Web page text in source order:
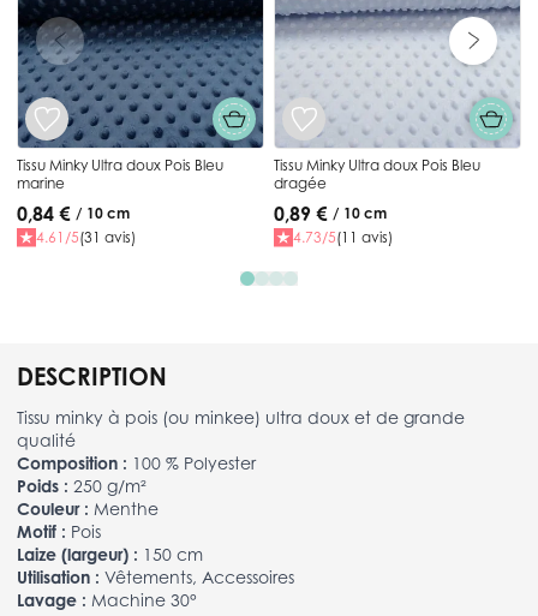
DESCRIPTION
Tissu minky à pois (ou minkee) ultra doux et de grande
qualité
Composition : 100 % Polyester
Poids : 250 g/m²
Couleur : Menthe
Motif : Pois
Laize (largeur) : 150 cm
Utilisation : Vêtements, Accessoires
Lavage : Machine 30°
Tissu Minky Ultra doux Pois Bleu
marine
0,84 € / 10 cm
4.61/5(31 avis)
Tissu Minky Ultra doux Pois Bleu
dragée
0,89 € / 10 cm
4.73/5(11 avis)